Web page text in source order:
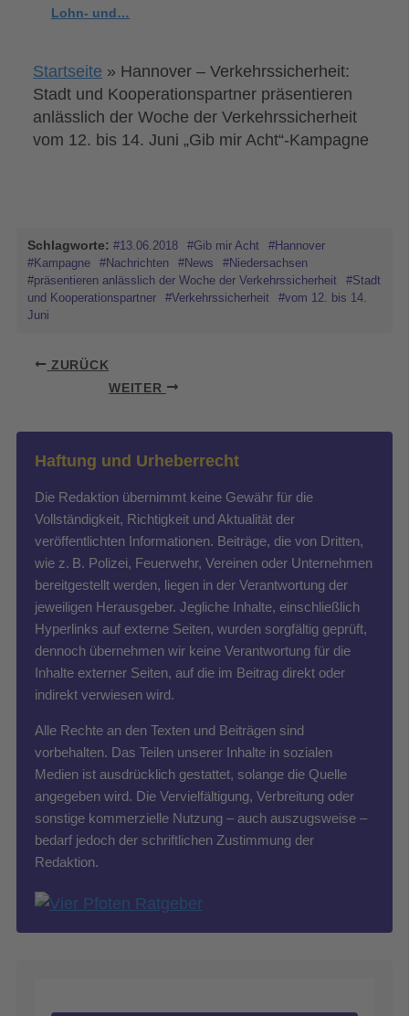
Lohn- und…
Startseite » Hannover – Verkehrssicherheit:
Stadt und Kooperationspartner präsentieren
anlässlich der Woche der Verkehrssicherheit
vom 12. bis 14. Juni „Gib mir Acht“-Kampagne
Schlagworte: #13.06.2018 #Gib mir Acht
#Hannover
#Kampagne
#Nachrichten #News
#Niedersachsen
#präsentieren anlässlich der Woche der Verkehrssicherheit
#Stadt
und Kooperationspartner
#Verkehrssicherheit
#vom 12. bis 14.
Juni
ZURÜCK
WEITER
Haftung und Urheberrecht
Die Redaktion übernimmt keine Gewähr für die
Vollständigkeit, Richtigkeit und Aktualität der
veröffentlichten Informationen. Beiträge, die von Dritten,
wie z. B. Polizei, Feuerwehr, Vereinen oder Unternehmen
bereitgestellt werden, liegen in der Verantwortung der
jeweiligen Herausgeber. Jegliche Inhalte, einschließlich
Hyperlinks auf externe Seiten, wurden sorgfältig geprüft,
dennoch übernehmen wir keine Verantwortung für die
Inhalte externer Seiten, auf die im Beitrag direkt oder
indirekt verwiesen wird.
Alle Rechte an den Texten und Beiträgen sind
vorbehalten. Das Teilen unserer Inhalte in sozialen
Medien ist ausdrücklich gestattet, solange die Quelle
angegeben wird. Die Vervielfältigung, Verbreitung oder
sonstige kommerzielle Nutzung – auch auszugsweise –
bedarf jedoch der schriftlichen Zustimmung der
Redaktion.